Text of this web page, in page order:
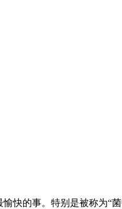
快的事。特别是被称为“